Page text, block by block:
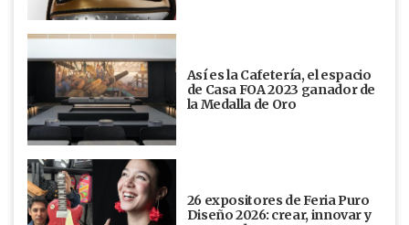
Así es la Cafetería, el espacio
de Casa FOA 2023 ganador de
la Medalla de Oro
26 expositores de Feria Puro
Diseño 2026: crear, innovar y